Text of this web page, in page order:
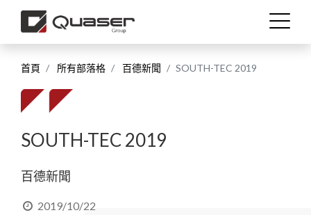
工藝技術
技術支援
首頁 所有部落格 百德新聞 SOUTH-TEC 2019
SOUTH-TEC 2019
百德新聞
2019/10/22